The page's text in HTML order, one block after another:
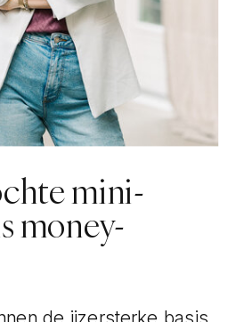
persoonlijke
+ chat
nodigde ik J. uit tot
coaching dashboard.
alle schetsen in die we
haar huiswerk wat
mini-
money-